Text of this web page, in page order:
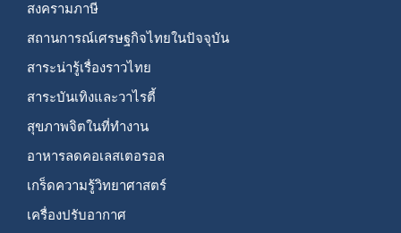
สงครามภาษี
สถานการณ์เศรษฐกิจไทยในปัจจุบัน
สาระน่ารู้เรื่องราวไทย
สาระบันเทิงและวาไรตี้
สุขภาพจิตในที่ทำงาน
อาหารลดคอเลสเตอรอล
เกร็ดความรู้วิทยาศาสตร์
เครื่องปรับอากาศ